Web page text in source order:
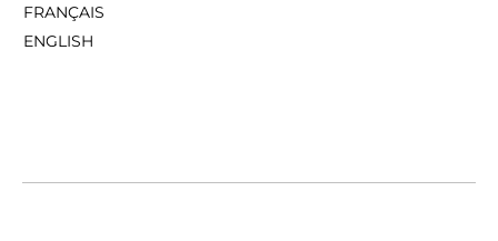
FRANÇAIS
ENGLISH